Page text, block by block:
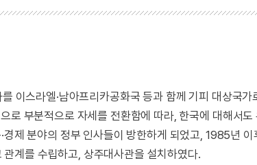
이스라엘·남아프리카공화국 등과 함께 기피 대상국
로 부분적으로 자세를 전환함에 따라, 한국에 대해서
경제 분야의 정부 인사들이 방한하게 되었고, 1985년
계를 수립하고, 상주대사관을 설치하였다.